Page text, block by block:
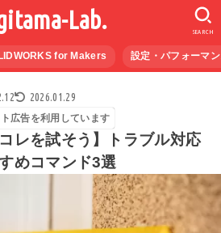
Lab.
for Makers 設定・パフォーマ
SEARCH
2026.01.29
広告を利用しています
レを試そう】トラブル対応
めコマンド3選